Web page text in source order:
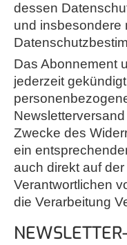
dessen
und insbesondere
Das Abonnement
jederzeit
Zwecke des
ein
auch direkt auf
Verantwortlichen
die Verarbeitung